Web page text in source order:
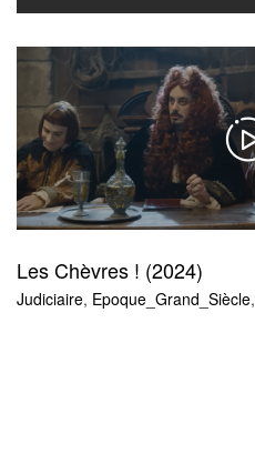
Les Chèvres ! (2024)
Judiciaire, Epoque_Grand_Siècle,